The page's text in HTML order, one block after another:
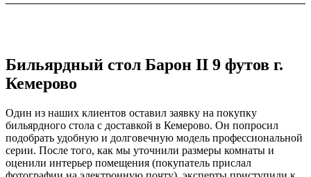
Бильярдный стол Барон II 9 футов г.
Кемерово
Один из наших клиентов оставил заявку на покупку
бильярдного стола с доставкой в Кемерово. Он попросил
подобрать удобную и долговечную модель профессиональной
серии. После того, как мы уточнили размеры комнаты и
оценили интерьер помещения (покупатель прислал